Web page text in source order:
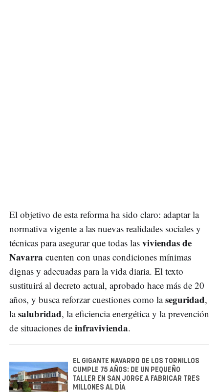
El objetivo de esta reforma ha sido claro: adaptar la
normativa vigente a las nuevas realidades sociales y
técnicas para asegurar que todas las viviendas de
Navarra cuenten con unas condiciones mínimas
dignas y adecuadas para la vida diaria. El texto
sustituirá al decreto actual, aprobado hace más de 20
años, y busca reforzar cuestiones como laseguridad,
lasalubridad, la eficiencia energética y la prevención
de situaciones de infravivienda.
EL GIGANTE NAVARRO DE LOS TORNILLOS
CUMPLE 75 AÑOS: DE UN PEQUEÑO
TALLER EN SAN JORGE A FABRICAR TRES
MILLONES AL DÍA